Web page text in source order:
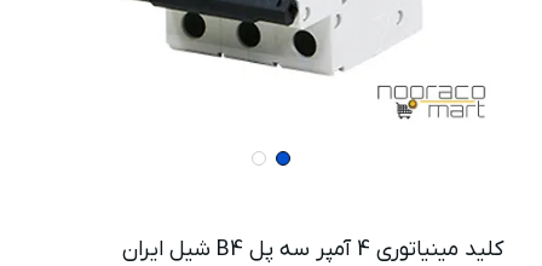
کلید مینیاتوری 4 آمپر سه پل B4 شیل ایران